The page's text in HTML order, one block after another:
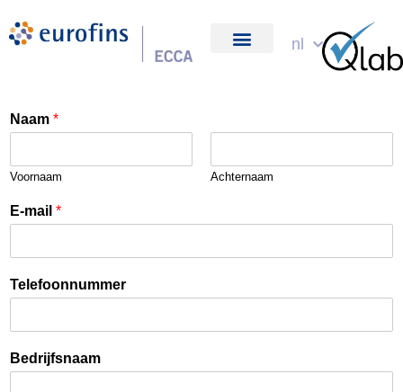
naar
nl
Naam *
Voornaam Achternaam
E-mail *
Telefoonnummer
Bedrijfsnaam